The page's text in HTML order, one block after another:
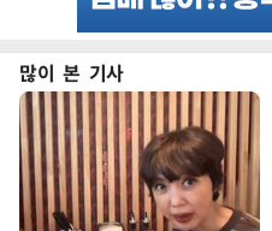
많이 본 기사